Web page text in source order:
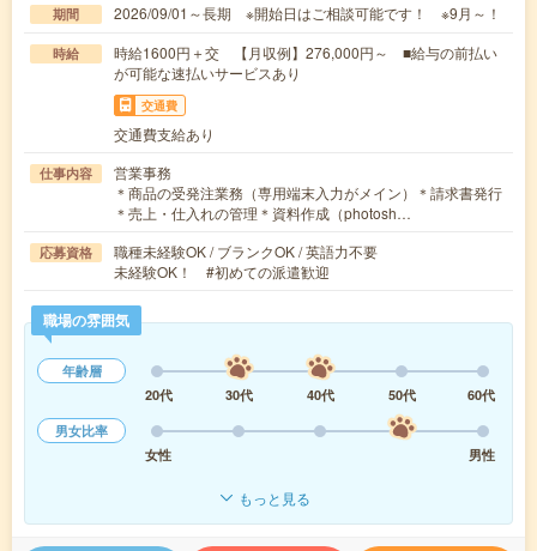
期間 2026/09/01～長期 ※開始日はご相談可能です！ ※9月～！
時給
時給1600円＋交 【月収例】276,000円～ ■給与の前払い
が可能な速払いサービスあり
交通費
交通費支給あり
仕事内容
営業事務
＊商品の受発注業務（専用端末入力がメイン）＊請求書発行
＊売上・仕入れの管理＊資料作成（photosh…
応募資格
職種未経験OK / ブランクOK / 英語力不要
未経験OK！ #初めての派遣歓迎
職場の雰囲気
年齢層
20代
30代 40代 50代
60代
男女比率
女性
男性
もっと見る